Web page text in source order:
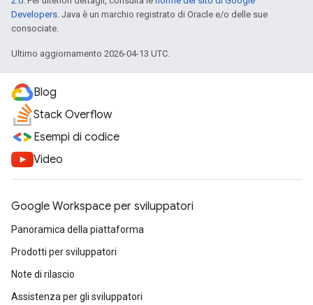
Developers. Java è un marchio registrato di Oracle e/o delle sue
consociate.
Ultimo aggiornamento 2026-04-13 UTC.
Blog
Stack Overflow
Esempi di codice
Video
Google Workspace per sviluppatori
Panoramica della piattaforma
Prodotti per sviluppatori
Note di rilascio
Assistenza per gli sviluppatori